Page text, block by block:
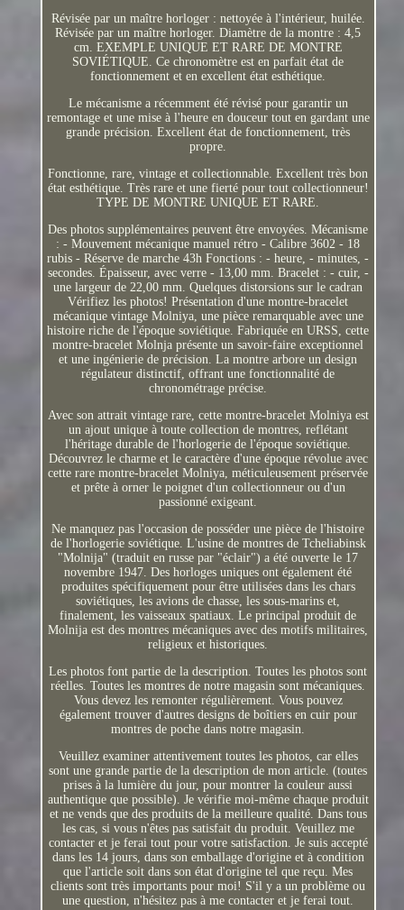
Révisée par un maître horloger : nettoyée à l'intérieur, huilée.
Révisée par un maître horloger. Diamètre de la montre : 4,5
cm. EXEMPLE UNIQUE ET RARE DE MONTRE
SOVIÉTIQUE. Ce chronomètre est en parfait état de
fonctionnement et en excellent état esthétique.
Le mécanisme a récemment été révisé pour garantir un
remontage et une mise à l'heure en douceur tout en gardant une
grande précision. Excellent état de fonctionnement, très
propre.
Fonctionne, rare, vintage et collectionnable. Excellent très bon
état esthétique. Très rare et une fierté pour tout collectionneur!
TYPE DE MONTRE UNIQUE ET RARE.
Des photos supplémentaires peuvent être envoyées. Mécanisme
: - Mouvement mécanique manuel rétro - Calibre 3602 - 18
rubis - Réserve de marche 43h Fonctions : - heure, - minutes, -
secondes. Épaisseur, avec verre - 13,00 mm. Bracelet : - cuir, -
une largeur de 22,00 mm. Quelques distorsions sur le cadran
Vérifiez les photos! Présentation d'une montre-bracelet
mécanique vintage Molniya, une pièce remarquable avec une
histoire riche de l'époque soviétique. Fabriquée en URSS, cette
montre-bracelet Molnja présente un savoir-faire exceptionnel
et une ingénierie de précision. La montre arbore un design
régulateur distinctif, offrant une fonctionnalité de
chronométrage précise.
Avec son attrait vintage rare, cette montre-bracelet Molniya est
un ajout unique à toute collection de montres, reflétant
l'héritage durable de l'horlogerie de l'époque soviétique.
Découvrez le charme et le caractère d'une époque révolue avec
cette rare montre-bracelet Molniya, méticuleusement préservée
et prête à orner le poignet d'un collectionneur ou d'un
passionné exigeant.
Ne manquez pas l'occasion de posséder une pièce de l'histoire
de l'horlogerie soviétique. L'usine de montres de Tcheliabinsk
"Molnija" (traduit en russe par "éclair") a été ouverte le 17
novembre 1947. Des horloges uniques ont également été
produites spécifiquement pour être utilisées dans les chars
soviétiques, les avions de chasse, les sous-marins et,
finalement, les vaisseaux spatiaux. Le principal produit de
Molnija est des montres mécaniques avec des motifs militaires,
religieux et historiques.
Les photos font partie de la description. Toutes les photos sont
réelles. Toutes les montres de notre magasin sont mécaniques.
Vous devez les remonter régulièrement. Vous pouvez
également trouver d'autres designs de boîtiers en cuir pour
montres de poche dans notre magasin.
Veuillez examiner attentivement toutes les photos, car elles
sont une grande partie de la description de mon article. (toutes
prises à la lumière du jour, pour montrer la couleur aussi
authentique que possible). Je vérifie moi-même chaque produit
et ne vends que des produits de la meilleure qualité. Dans tous
les cas, si vous n'êtes pas satisfait du produit. Veuillez me
contacter et je ferai tout pour votre satisfaction. Je suis accepté
dans les 14 jours, dans son emballage d'origine et à condition
que l'article soit dans son état d'origine tel que reçu. Mes
clients sont très importants pour moi! S'il y a un problème ou
une question, n'hésitez pas à me contacter et je ferai tout.